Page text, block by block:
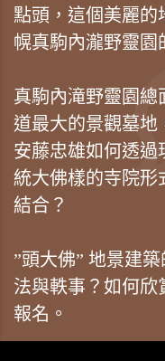
點頭，這個美麗的
幌真駒內瀧野靈園
真駒內滝野靈園總
道最大的景觀墓地
安藤忠雄如何透過
統大佛樣的寺院形
結合？
”頭大佛” 地景建
法與軼事？如何欣
報名。